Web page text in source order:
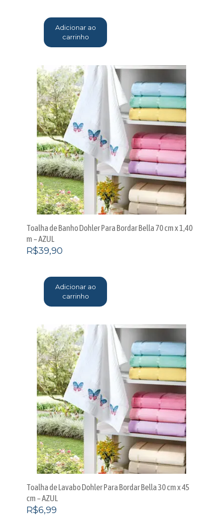
Adicionar ao
carrinho
Toalha de Banho Dohler Para Bordar Bella 70 cm x 1,40
m – AZUL
R$39,90
Adicionar ao
carrinho
Toalha de Lavabo Dohler Para Bordar Bella 30 cm x 45
cm – AZUL
R$6,99